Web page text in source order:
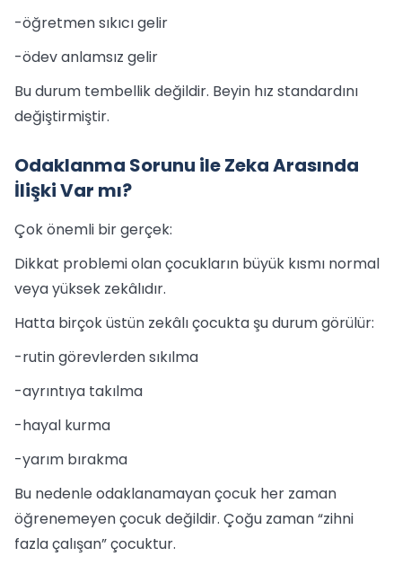
-öğretmen sıkıcı gelir
-ödev anlamsız gelir
Bu durum tembellik değildir. Beyin hız standardını
değiştirmiştir.
Odaklanma Sorunu ile Zeka Arasında
İlişki Var mı?
Çok önemli bir gerçek:
Dikkat problemi olan çocukların büyük kısmı normal
veya yüksek zekâlıdır.
Hatta birçok üstün zekâlı çocukta şu durum görülür:
-rutin görevlerden sıkılma
-ayrıntıya takılma
-hayal kurma
-yarım bırakma
Bu nedenle odaklanamayan çocuk her zaman
öğrenemeyen çocuk değildir. Çoğu zaman “zihni
fazla çalışan” çocuktur.